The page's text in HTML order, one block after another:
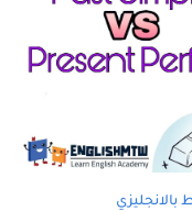
بالانجليزي